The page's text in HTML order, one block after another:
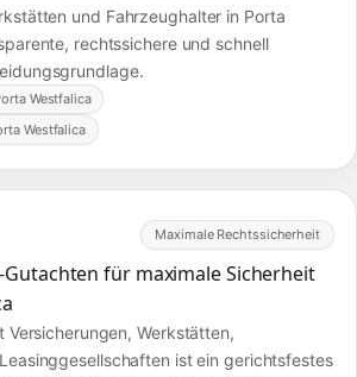
und Fahrzeughalter in Porta
rechtssichere und schnell
Westfalica
Westfalica
Maximale Rechtssicherheit
für maximale Sicherheit
Versicherungen, Werkstätten,
ist ein gerichtsfestes